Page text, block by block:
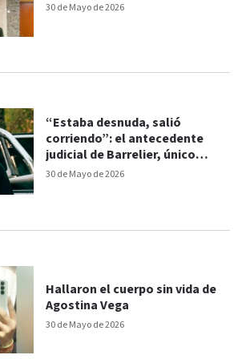
30 de Mayo de 2026
30 de Mayo de 2026
“Estaba desnuda, salió
corriendo”: el antecedente
judicial de Barrelier, único
detenido por el caso Agostina
30 de Mayo de 2026
Hallaron el cuerpo sin vida de
Agostina Vega